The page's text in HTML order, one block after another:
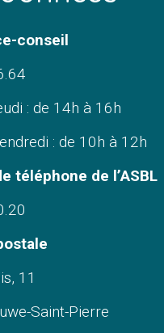
conseil
: de 14h à 16h
: de 10h à 12h
téléphone de l’ASBL
11
Saint-Pierre